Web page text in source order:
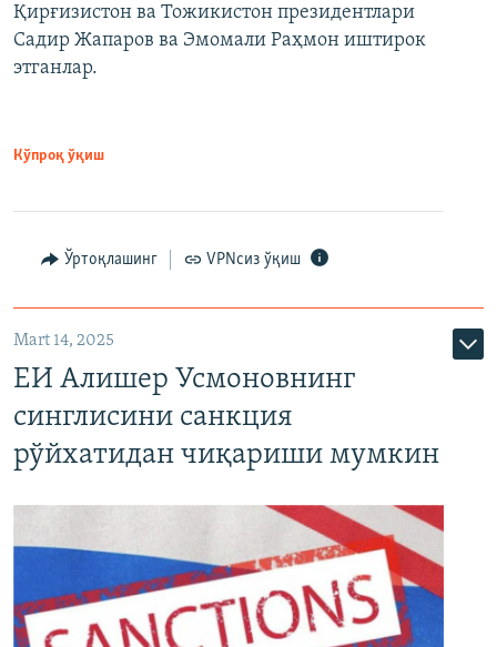
Қирғизистон ва Тожикистон президентлари
Садир Жапаров ва Эмомали Раҳмон иштирок
этганлар.
Кўпроқ ўқиш
Ўртоқлашинг VPNсиз ўқиш
Mart 14, 2025
ЕИ Алишер Усмоновнинг
синглисини санкция
рўйхатидан чиқариши мумкин